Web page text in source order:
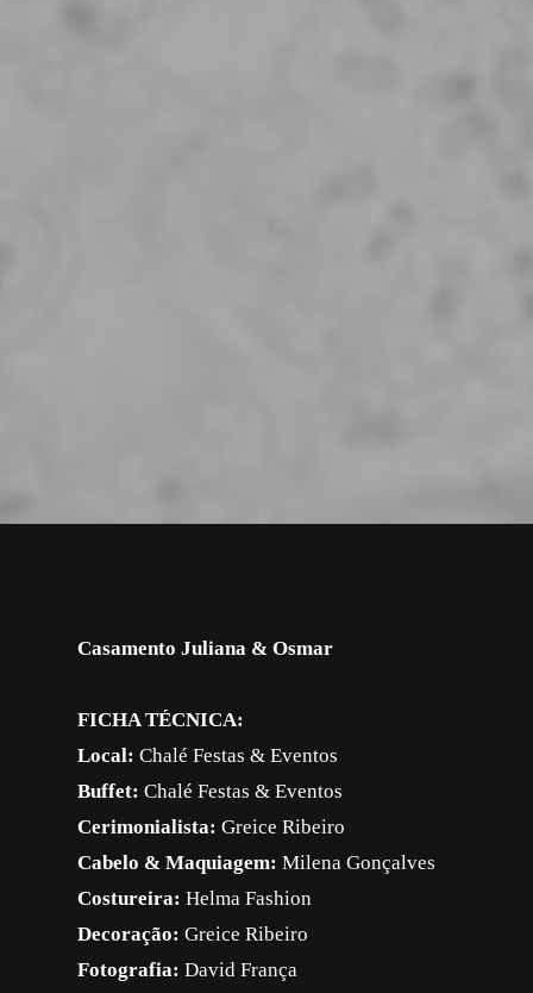
Casamento Juliana & Osmar
FICHA TÉCNICA:
Local:Chalé Festas & Eventos
Buffet:Chalé Festas & Eventos
Cerimonialista: Greice Ribeiro
Cabelo & Maquiagem: Milena Gonçalves
Costureira:Helma Fashion
Decoração:Greice Ribeiro
Fotografia:David França